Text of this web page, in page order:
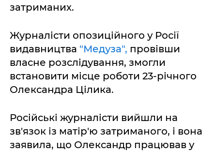
затриманих.
Журналісти опозиційного у Росії
видавництва "Медуза", провівши
власне розслідування, змогли
встановити місце роботи 23-річного
Олександра Цілика.
Російські журналісти вийшли на
зв'язок із матір'ю затриманого, і вона
заявила, що Олександр працював у